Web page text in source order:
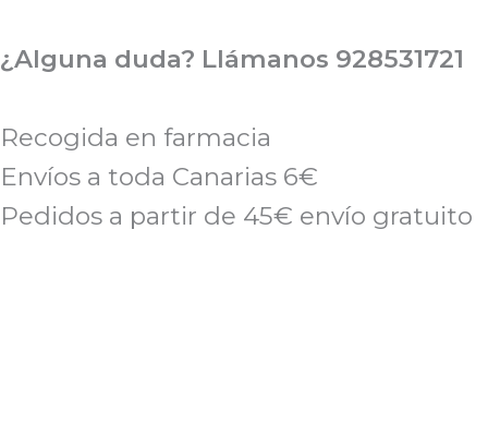
al
¿Alguna duda? Llámanos 928531721
Recogida en farmacia
Envíos a toda Canarias 6€
Pedidos a partir de 45€ envío gratuito